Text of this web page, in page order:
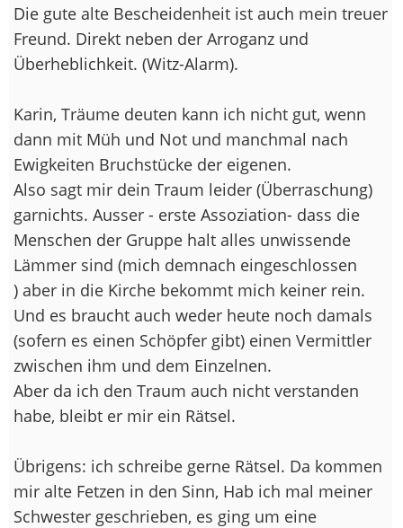
Die gute alte Bescheidenheit ist auch mein treuer
Freund. Direkt neben der Arroganz und
Überheblichkeit. (Witz-Alarm).
Karin, Träume deuten kann ich nicht gut, wenn
dann mit Müh und Not und manchmal nach
Ewigkeiten Bruchstücke der eigenen.
Also sagt mir dein Traum leider (Überraschung)
garnichts. Ausser - erste Assoziation- dass die
Menschen der Gruppe halt alles unwissende
Lämmer sind (mich demnach eingeschlossen
) aber in die Kirche bekommt mich keiner rein.
Und es braucht auch weder heute noch damals
(sofern es einen Schöpfer gibt) einen Vermittler
zwischen ihm und dem Einzelnen.
Aber da ich den Traum auch nicht verstanden
habe, bleibt er mir ein Rätsel.
Übrigens: ich schreibe gerne Rätsel. Da kommen
mir alte Fetzen in den Sinn, Hab ich mal meiner
Schwester geschrieben, es ging um eine